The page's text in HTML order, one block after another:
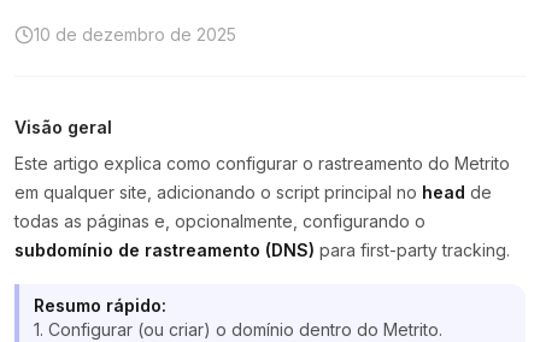
10 de dezembro de 2025
Visão geral
Este artigo explica como configurar o rastreamento do Metrito
em qualquer site, adicionando o script principal no head de
todas as páginas e, opcionalmente, configurando o
subdomínio de rastreamento (DNS) para first-party tracking.
Resumo rápido:
1. Configurar (ou criar) o domínio dentro do Metrito.